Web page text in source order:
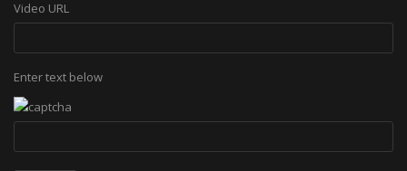
Video URL
Enter text below